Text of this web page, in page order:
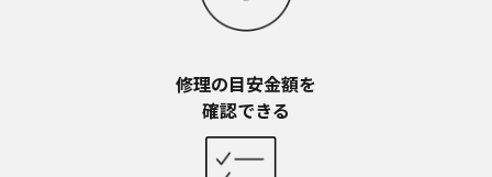
の資料です。本ウェブサイトに公開されている取扱説
明書について、ご購入のお客様以外からのお問い合わ
せにはお応えできない場合がありますことを、ご了承
修理の目安金額を​
確認できる